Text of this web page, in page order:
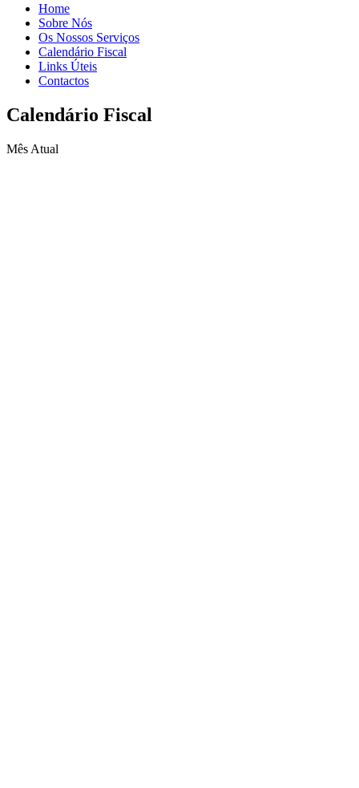
Home
Sobre Nós
Os Nossos Serviços
Calendário Fiscal
Links Úteis
Contactos
Calendário Fiscal
Mês Atual